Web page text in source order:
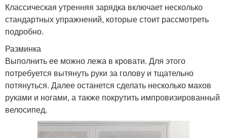
Классическая утренняя зарядка включает несколько
стандартных упражнений, которые стоит рассмотреть
подробно.
Разминка
Выполнить ее можно лежа в кровати. Для этого
потребуется вытянуть руки за голову и тщательно
потянуться. Далее останется сделать несколько махов
руками и ногами, а также покрутить импровизированный
велосипед.